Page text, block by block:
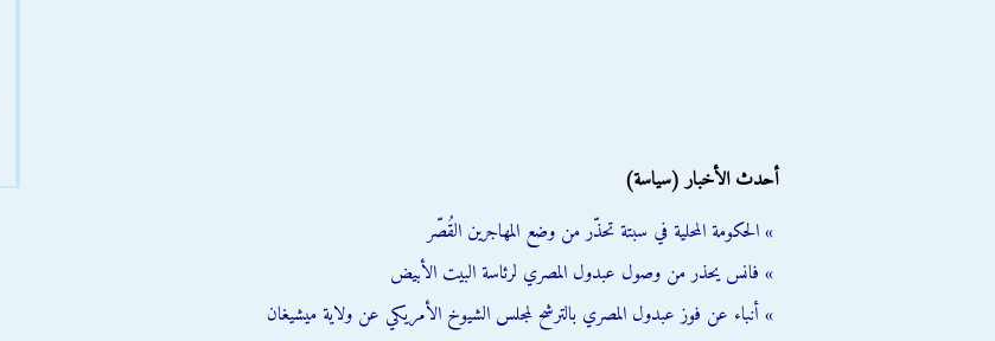
أحدث الأخبار (سياسة)
» الحكومة المحلية في سبتة تحذّر من وضع المهاجرين القُصّر
» فانس يحذر من وصول عبدول المصري لرئاسة البيت الأبيض
» أنباء عن فوز عبدول المصري بالترشح لمجلس الشيوخ الأمريكي عن ولاية ميشيغان